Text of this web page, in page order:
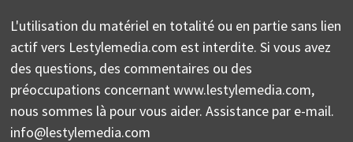
L'utilisation du matériel en totalité ou en partie sans lien
actif vers Lestylemedia.com est interdite. Si vous avez
des questions, des commentaires ou des
préoccupations concernant www.lestylemedia.com,
nous sommes là pour vous aider. Assistance par e-mail.
info@lestylemedia.com